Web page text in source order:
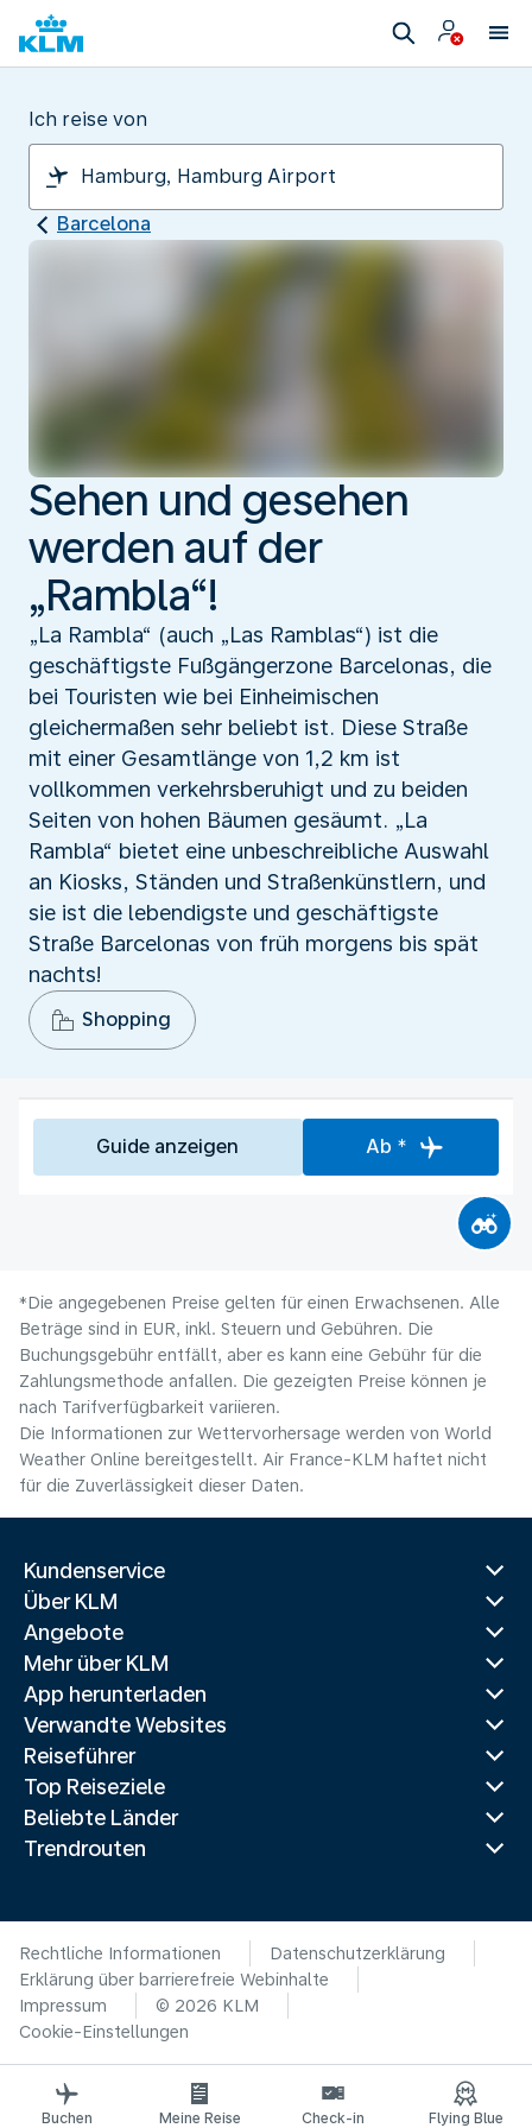
Ich reise von
Barcelona
Sehen und gesehen
werden auf der
„Rambla“!
„La Rambla“ (auch „Las Ramblas“) ist die
geschäftigste Fußgängerzone Barcelonas, die
bei Touristen wie bei Einheimischen
gleichermaßen sehr beliebt ist. Diese Straße
mit einer Gesamtlänge von 1,2 km ist
vollkommen verkehrsberuhigt und zu beiden
Seiten von hohen Bäumen gesäumt. „La
Rambla“ bietet eine unbeschreibliche Auswahl
an Kiosks, Ständen und Straßenkünstlern, und
sie ist die lebendigste und geschäftigste
Straße Barcelonas von früh morgens bis spät
nachts!
Shopping
Guide anzeigen Ab *
*Die angegebenen Preise gelten für einen Erwachsenen. Alle
Beträge sind in EUR, inkl. Steuern und Gebühren. Die
Buchungsgebühr entfällt, aber es kann eine Gebühr für die
Zahlungsmethode anfallen. Die gezeigten Preise können je
nach Tarifverfügbarkeit variieren.
Die Informationen zur Wettervorhersage werden von World
Weather Online bereitgestellt. Air France-KLM haftet nicht
für die Zuverlässigkeit dieser Daten.
Kundenservice
Über KLM
Angebote
Mehr über KLM
App herunterladen
Verwandte Websites
Reiseführer
Top Reiseziele
Beliebte Länder
Trendrouten
Rechtliche Informationen
Datenschutzerklärung
Erklärung über barrierefreie Webinhalte
Impressum
© 2026 KLM
Cookie-Einstellungen
Buchen Meine Reise Check-in Flying Blue